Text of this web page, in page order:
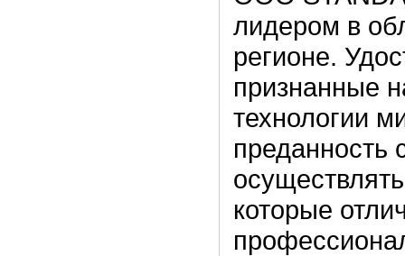
лидером в
регионе.
признанные
технологии
преданность
которые